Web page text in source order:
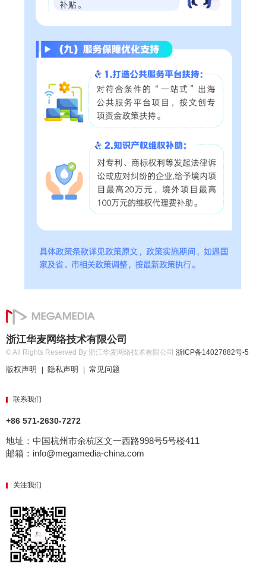
浙江华麦网络技术有限公司
© All Rights Reserved By 浙江华麦网络技术有限公司 浙ICP备14027882号-5
版权声明 | 隐私声明 | 常见问题
联系我们
+86 571-2630-7272
地址：中国杭州市余杭区文一西路998号5号楼411
邮箱：info@megamedia-china.com
关注我们